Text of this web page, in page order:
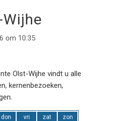
om 10:35
Olst-Wijhe vindt u alle
kernenbezoeken,
don vri zat
zon